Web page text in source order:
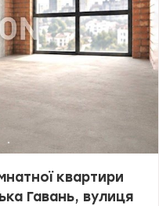
квартири
Гавань, вулиця